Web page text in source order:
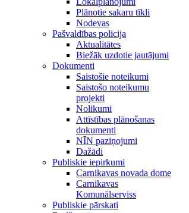
Plānotie sakaru tīkli
Nodevas
Pašvaldības policija
Aktualitātes
Biežāk uzdotie jautājumi
Dokumenti
Saistošie noteikumi
Saistošo noteikumu
projekti
Nolikumi
Attīstības plānošanas
dokumenti
NĪN paziņojumi
Dažādi
Publiskie iepirkumi
Carnikavas novada dome
Carnikavas
Komunālserviss
Publiskie pārskati